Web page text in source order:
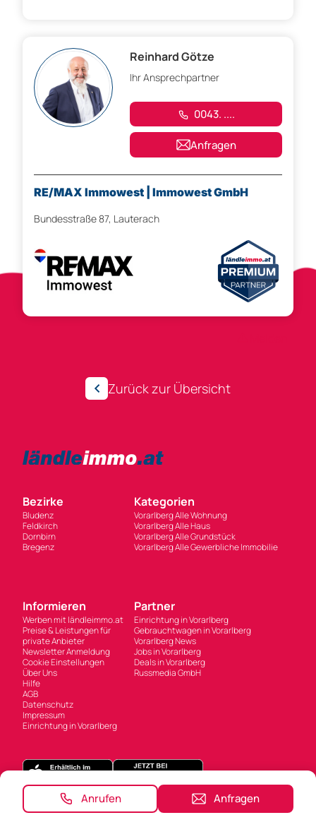
Reinhard Götze
Ihr Ansprechpartner
0043. ....
Anfragen
RE/MAX Immowest | Immowest GmbH
Bundesstraße 87, Lauterach
Zurück zur Übersicht
Anrufen Anfragen
Bezirke
Bludenz
Feldkirch
Dornbirn
Bregenz
Kategorien
Vorarlberg Alle Wohnung
Vorarlberg Alle Haus
Vorarlberg Alle Grundstück
Vorarlberg Alle Gewerbliche Immobilie
Informieren
Werben mit ländleimmo.at
Preise & Leistungen für
private Anbieter
Newsletter Anmeldung
Cookie Einstellungen
Über Uns
Hilfe
AGB
Datenschutz
Impressum
Einrichtung in Vorarlberg
Partner
Einrichtung in Vorarlberg
Gebrauchtwagen in Vorarlberg
Vorarlberg News
Jobs in Vorarlberg
Deals in Vorarlberg
Russmedia GmbH